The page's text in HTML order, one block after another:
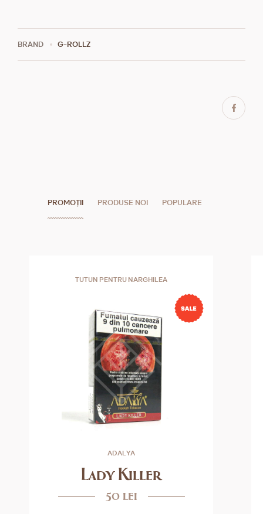
BRAND G-ROLLZ
PROMOȚII PRODUSE NOI POPULARE
TUTUN PENTRU NARGHILEA
ADALYA
Lady Killer
50 lei